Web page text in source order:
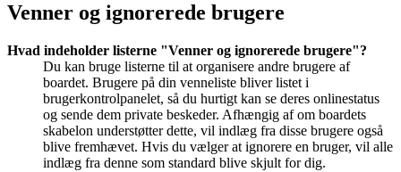
Venner og ignorerede brugere
Hvad indeholder listerne "Venner og ignorerede brugere"?
Du kan bruge listerne til at organisere andre brugere af
boardet. Brugere på din venneliste bliver listet i
brugerkontrolpanelet, så du hurtigt kan se deres onlinestatus
og sende dem private beskeder. Afhængig af om boardets
skabelon understøtter dette, vil indlæg fra disse brugere også
blive fremhævet. Hvis du vælger at ignorere en bruger, vil alle
indlæg fra denne som standard blive skjult for dig.